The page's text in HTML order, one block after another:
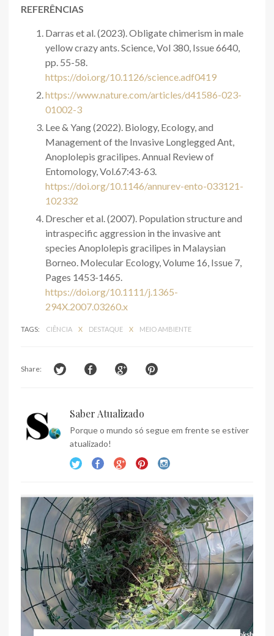
REFERÊNCIAS
Darras et al. (2023). Obligate chimerism in male
yellow crazy ants. Science, Vol 380, Issue 6640,
pp. 55-58.
https://doi.org/10.1126/science.adf0419
https://www.nature.com/articles/d41586-023-
01002-3
Lee & Yang (2022). Biology, Ecology, and
Management of the Invasive Longlegged Ant,
Anoplolepis gracilipes. Annual Review of
Entomology, Vol.67:43-63.
https://doi.org/10.1146/annurev-ento-033121-
102332
Drescher et al. (2007). Population structure and
intraspecific aggression in the invasive ant
species Anoplolepis gracilipes in Malaysian
Borneo. Molecular Ecology, Volume 16, Issue 7,
Pages 1453-1465.
https://doi.org/10.1111/j.1365-
294X.2007.03260.x
TAGS: CIÊNCIA X DESTAQUE X MEIO AMBIENTE
Share:
Saber Atualizado
Porque o mundo só segue em frente se estiver
atualizado!